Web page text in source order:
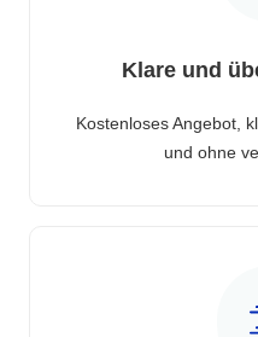
Klare und
Kostenloses Angebot,
und ohne